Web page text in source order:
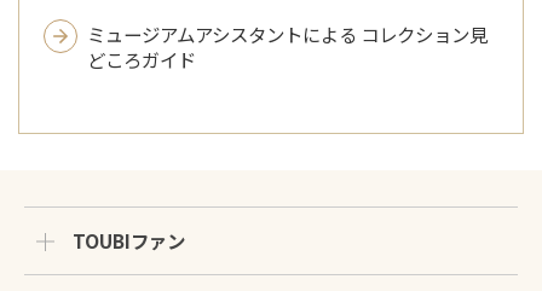
ミュージアムアシスタントによる コレクション見
どころガイド
TOUBIファン